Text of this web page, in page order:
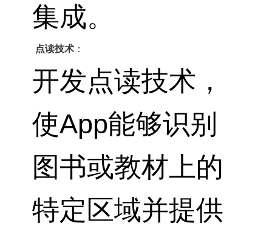
集成。
点读技术：
开发点读技术，
使App能够识别
图书或教材上的
特定区域并提供